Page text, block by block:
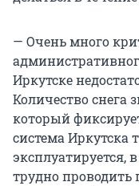
— Очень много
Иркутске
Количество снега
который
система Иркутска
эксплуатируется,
трудно проводить